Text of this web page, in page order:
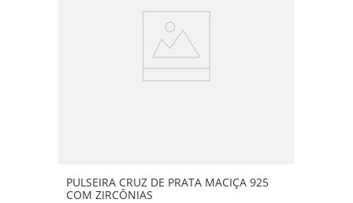
PULSEIRA CRUZ DE PRATA MACIÇA 925
COM ZIRCÔNIAS